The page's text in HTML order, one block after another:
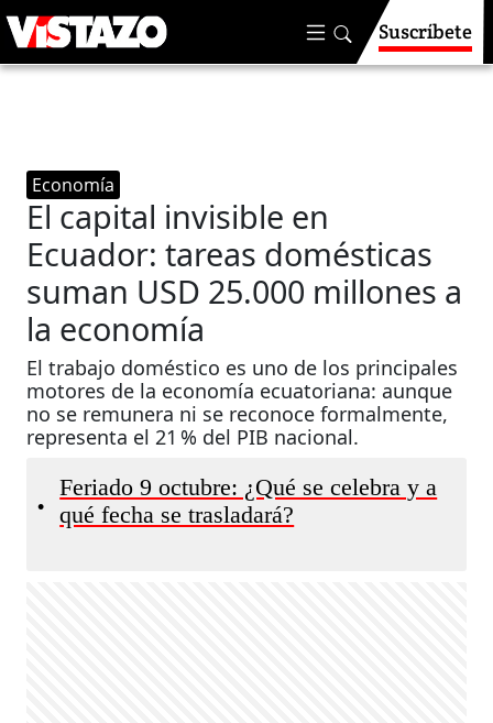
Suscríbete
Economía
El capital invisible en
Ecuador: tareas domésticas
suman USD 25.000 millones a
la economía
El trabajo doméstico es uno de los principales
motores de la economía ecuatoriana: aunque
no se remunera ni se reconoce formalmente,
representa el 21 % del PIB nacional.
•
Feriado 9 octubre: ¿Qué se celebra y a
qué fecha se trasladará?